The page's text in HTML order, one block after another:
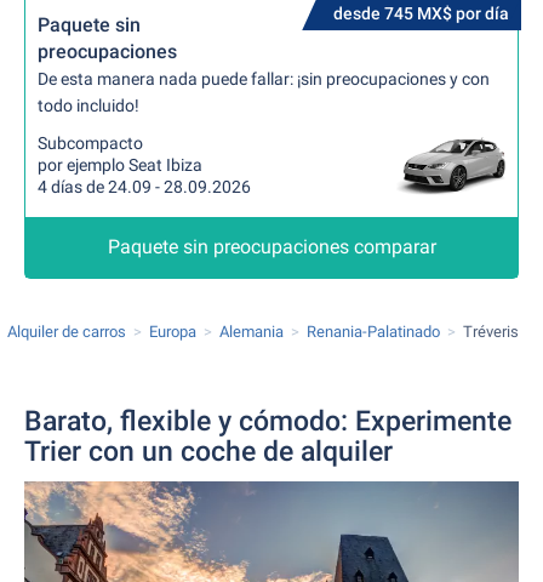
desde 745 MX$ por día
Paquete sin
preocupaciones
De esta manera nada puede fallar: ¡sin preocupaciones y con
todo incluido!
Subcompacto
por ejemplo Seat Ibiza
4 días de 24.09 - 28.09.2026
Paquete sin preocupaciones comparar
Alquiler de carros Europa Alemania Renania-Palatinado Tréveris
Barato, flexible y cómodo: Experimente
Trier con un coche de alquiler